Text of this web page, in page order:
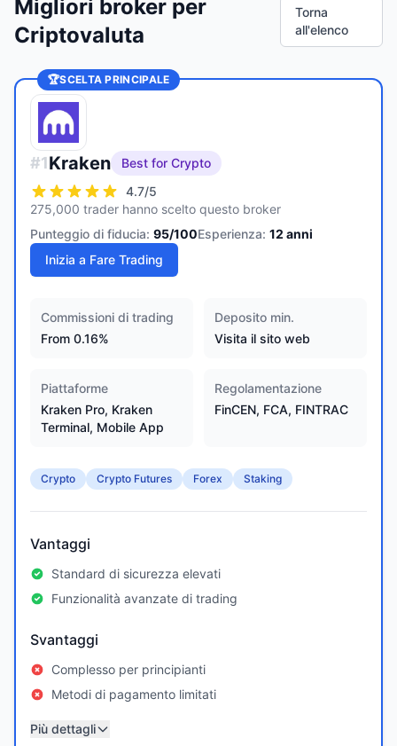
Migliori broker per
Criptovaluta
Torna
all'elenco
🏆SCELTA PRINCIPALE
#1Kraken
Best for Crypto
4.7/5
275,000 trader hanno scelto questo broker
Punteggio di fiducia: 95/100Esperienza: 12 anni
Inizia a Fare Trading
Commissioni di trading
From 0.16%
Deposito min.
Visita il sito web
Piattaforme
Kraken Pro, Kraken
Terminal, Mobile App
Regolamentazione
FinCEN, FCA, FINTRAC
Crypto Crypto Futures Forex Staking
Vantaggi
Standard di sicurezza elevati
Funzionalità avanzate di trading
Svantaggi
Complesso per principianti
Metodi di pagamento limitati
Più dettagli